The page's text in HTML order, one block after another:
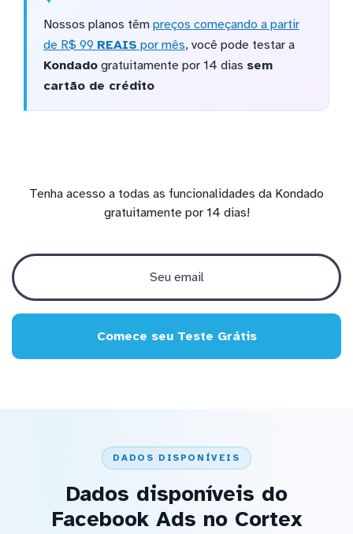
Nossos planos têm preços começando a partir
de R$ 99 REAIS por mês, você pode testar a
Kondadogratuitamente por 14 dias sem
cartão de crédito
Tenha acesso a todas as funcionalidades da Kondado
gratuitamente por 14 dias!
Comece seu Teste Grátis
DADOS DISPONÍVEIS
Dados disponíveis do
Facebook Ads no Cortex